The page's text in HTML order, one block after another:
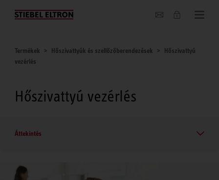
Hírek
Termékek Hőszivattyúk és szellőzőberendezések
Hőszivattyú
vezérlés
Hőszivattyú vezérlés
Áttekintés